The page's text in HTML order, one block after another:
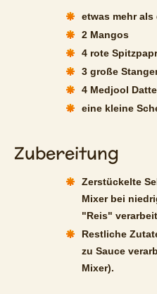
etwas mehr
2 Mangos
4 rote
3 große
4 Medjool
eine kleine
Zubereitung
Zerstückelte
Mixer bei
"Reis"
Restliche
zu Sauce
Mixer).